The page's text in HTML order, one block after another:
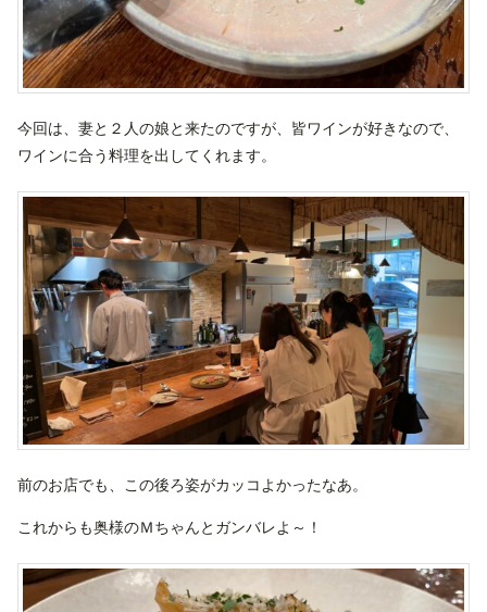
今回は、妻と２人の娘と来たのですが、皆ワインが好きなので、
ワインに合う料理を出してくれます。
前のお店でも、この後ろ姿がカッコよかったなあ。
これからも奥様のＭちゃんとガンバレよ～！